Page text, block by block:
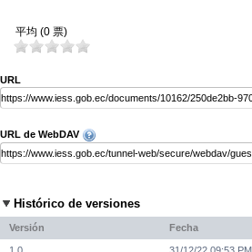
平均 (0 票)
URL
URL de WebDAV
Histórico de versiones
Versión Fecha